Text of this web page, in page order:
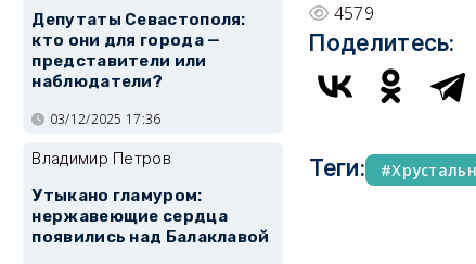
4579
Поделитесь:
Теги:
Депутаты Севастополя:
кто они для города —
представители или
наблюдатели?
03/12/2025 17:36
Владимир Петров
Утыкано гламуром:
нержавеющие сердца
появились над Балаклавой